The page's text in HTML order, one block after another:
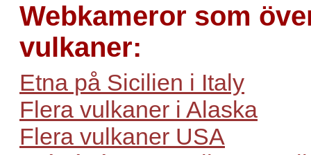
Webkameror som
vulkaner:
Etna på Sicilien i Italy
Flera vulkaner i Alaska
Flera vulkaner USA